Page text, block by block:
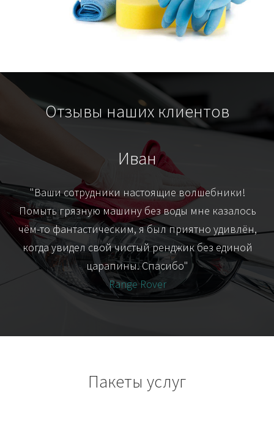
Отзывы наших клиентов
Иван
"Ваши сотрудники настоящие волшебники!
Помыть грязную машину без воды мне казалось
чём-то фантастическим, я был приятно удивлён,
когда увидел свой чистый ренджик без единой
царапины. Спасибо"
Range Rover
Пакеты услуг